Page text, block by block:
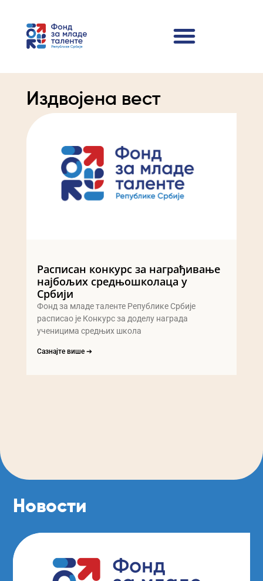
Издвојена вест
Расписан конкурс за награђивање
најбољих средњошколаца у
Србији
Фонд за младе таленте Републике Србије
расписао је Конкурс за доделу награда
ученицима средњих школа
Сазнајте више ➔
Новости